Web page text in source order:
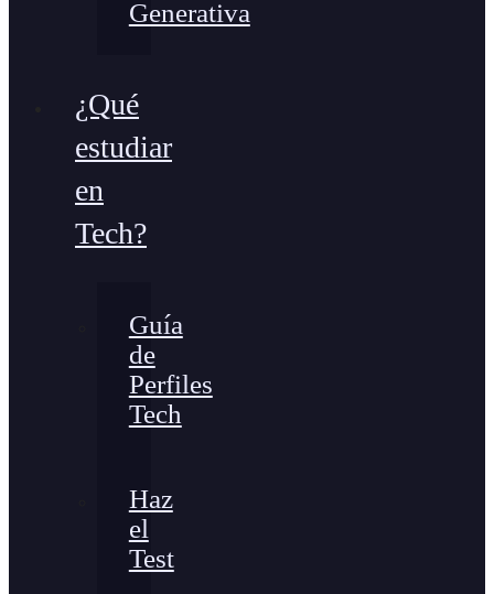
Generativa
¿Qué
estudiar
en
Tech?
Guía
de
Perfiles
Tech
Haz
el
Test